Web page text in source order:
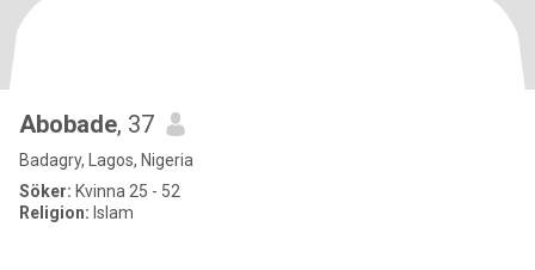
Abobade, 37
Badagry, Lagos, Nigeria
Söker: Kvinna 25 - 52
Religion: Islam